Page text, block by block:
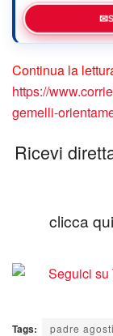
✉
Continua la
https://
gemelli-
Ricevi
clicca
Tags: padre